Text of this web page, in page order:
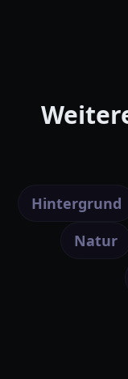
Hintergrund
Natur